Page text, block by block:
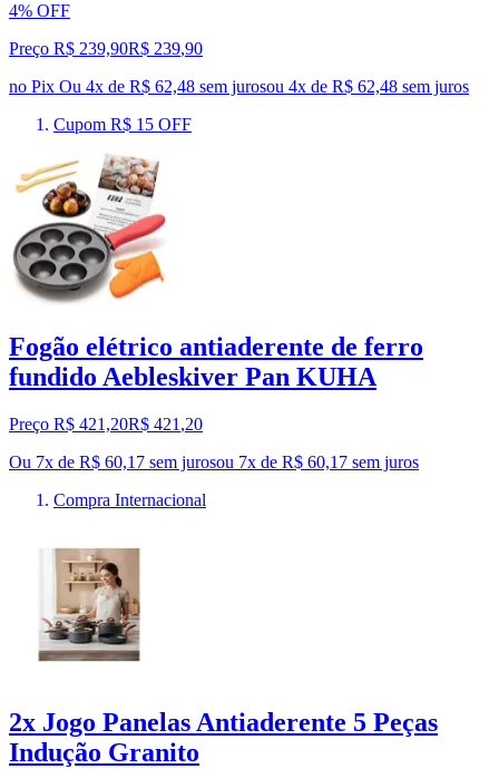
4% OFF
Preço R$ 239,90R$ 239,90
no Pix Ou 4x de R$ 62,48 sem jurosou 4x de R$ 62,48 sem juros
Cupom R$ 15 OFF
Fogão elétrico antiaderente de ferro
fundido Aebleskiver Pan KUHA
Preço R$ 421,20R$ 421 ,20
Ou 7x de R$ 60,17 sem jurosou 7x de R$ 60,17 sem juros
Compra Internacional
2x Jogo Panelas Antiaderente 5 Peças
Indução Granito